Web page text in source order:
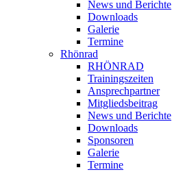
News und Berichte
Downloads
Galerie
Termine
Rhönrad
RHÖNRAD
Trainingszeiten
Ansprechpartner
Mitgliedsbeitrag
News und Berichte
Downloads
Sponsoren
Galerie
Termine